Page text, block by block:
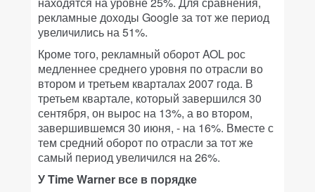
рекламные доходы Google за тот же период
увеличились на 51%.
Кроме того, рекламный оборот AOL рос
медленнее среднего уровня по отрасли во
втором и третьем кварталах 2007 года. В
третьем квартале, который завершился 30
сентября, он вырос на 13%, а во втором,
завершившемся 30 июня, - на 16%. Вместе с
тем средний оборот по отрасли за тот же
самый период увеличился на 26%.
У Time Warner все в порядке